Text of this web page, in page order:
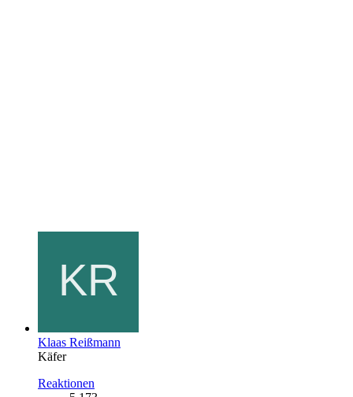
Klaas Reißmann
Käfer
Reaktionen